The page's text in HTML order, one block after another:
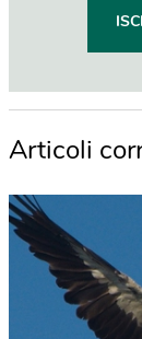
Articoli